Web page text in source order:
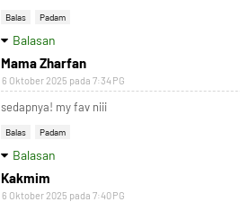
Balas Padam
Balasan
Mama Zharfan
6 Oktober 2025 pada 7:34 PG
sedapnya! my fav niii
Balas Padam
Balasan
Kakmim
6 Oktober 2025 pada 7:40 PG